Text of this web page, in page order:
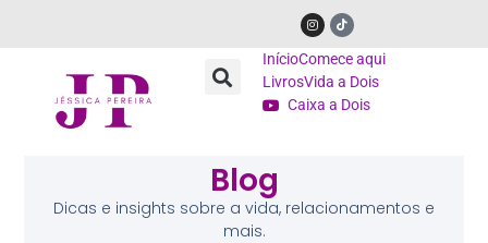
InícioComece aqui
LivrosVida a Dois
Caixa a Dois
Blog
Dicas e insights sobre a vida, relacionamentos e
mais.